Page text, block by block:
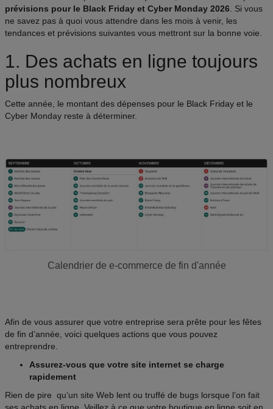
prévisions pour le Black Friday et Cyber Monday 2026 . Si vous
ne savez pas à quoi vous attendre dans les mois à venir, les
tendances et prévisions suivantes vous mettront sur la bonne voie.
1. Des achats en ligne toujours
plus nombreux
Cette année, le montant des dépenses pour le Black Friday et le
Cyber Monday reste à déterminer.
Calendrier de e-commerce de fin d'année
Afin de vous assurer que votre entreprise sera prête pour les fêtes
de fin d’année, voici quelques actions que vous pouvez
entreprendre.
Assurez-vous que votre site internet se charge
rapidement
Rien de pire qu’un site Web lent ou truffé de bugs lorsque l’on fait